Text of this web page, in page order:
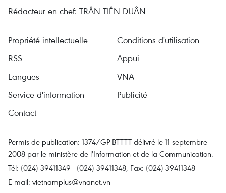
Rédacteur en chef: TRÂN TIÊN DUÂN
Propriété intellectuelle
Conditions d'utilisation
RSS
Appui
Langues
VNA
Service d'information
Publicité
Contact
Permis de publication: 1374/GP-BTTTT délivré le 11 septembre
2008 par le ministère de l'Information et de la Communication.
Tél: (024) 39411349 - (024) 39411348, Fax: (024) 39411348
E-mail: vietnamplus@vnanet.vn